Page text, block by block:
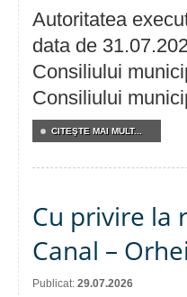
Autoritatea
data de
Consiliului
Consiliului
CITEŞTE MAI MULT...
Cu privire la
Canal –
Publicat: 29.07.2026